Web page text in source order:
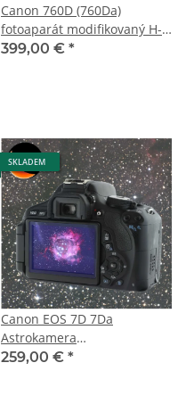
Canon 760D (760Da)
fotoaparát modifikovaný H-
alpha astro a 2 roky záruka
399,00 € *
SKLADEM
Canon EOS 7D 7Da
Astrokamera
astromodifiziert 2 Jahre
259,00 € *